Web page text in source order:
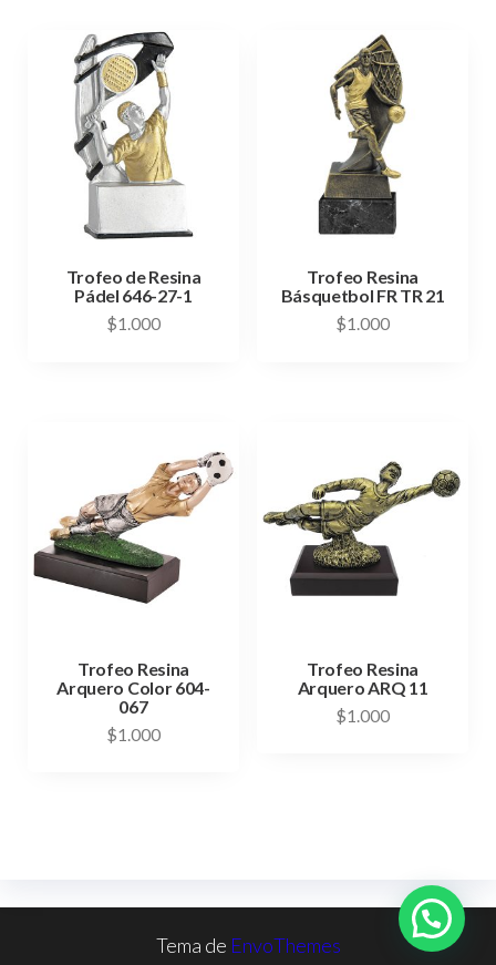
Trofeo de Resina
Pádel 646-27-1
$1.000
Trofeo Resina
Básquetbol FR TR 21
$1.000
Trofeo Resina
Arquero Color 604-
067
$1.000
Trofeo Resina
Arquero ARQ 11
$1.000
Tema de EnvoThemes